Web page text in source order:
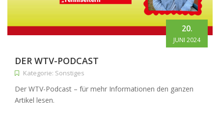
20.
JUNI 2024
DER WTV-PODCAST
Kategorie: Sonstiges
Der WTV-Podcast – für mehr Informationen den ganzen
Artikel lesen.